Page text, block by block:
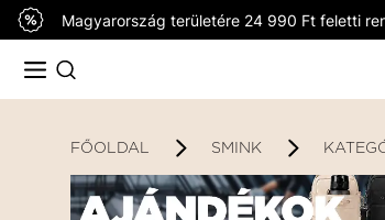
Magyarország területére 24 990 Ft feletti
FŐOLDAL SMINK